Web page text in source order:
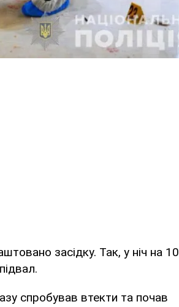
засідку. Так, у ніч на 10
спробував втекти та почав